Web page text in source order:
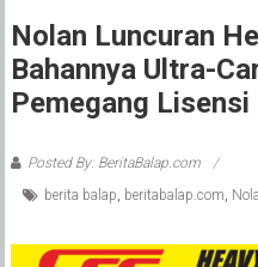
Nolan Luncuran
Bahannya Ultra-
Pemegang
Posted By: BeritaBalap.com
berita balap, beritabalap.com,